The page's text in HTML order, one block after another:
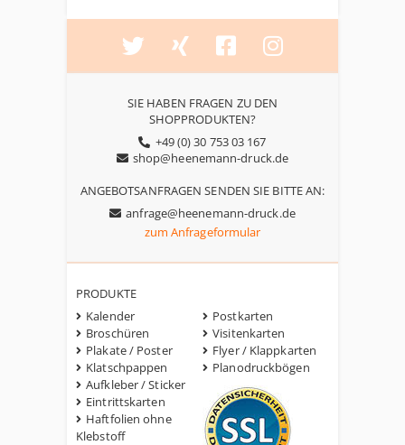
SIE HABEN FRAGEN ZU DEN
SHOPPRODUKTEN?
+49 (0) 30 753 03 167
shop@heenemann-druck.de
ANGEBOTSANFRAGEN SENDEN SIE BITTE AN:
anfrage@heenemann-druck.de
zum Anfrageformular
PRODUKTE
Kalender
Broschüren
Plakate / Poster
Klatschpappen
Aufkleber / Sticker
Eintrittskarten
Haftfolien ohne
Klebstoff
Postkarten
Visitenkarten
Flyer / Klappkarten
Planodruckbögen